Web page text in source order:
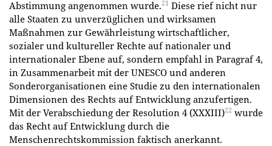
Abstimmung angenommen wurde.21 Diese rief nicht nur
alle Staaten zu unverzüglichen und wirksamen
Maßnahmen zur Gewährleistung wirtschaftlicher,
sozialer und kultureller Rechte auf nationaler und
internationaler Ebene auf, sondern empfahl in Paragraf 4,
in Zusammenarbeit mit der UNESCO und anderen
Sonderorganisationen eine Studie zu den internationalen
Dimensionen des Rechts auf Entwicklung anzufertigen.
Mit der Verabschiedung der Resolution 4 (XXXIII)22 wurde
das Recht auf Entwicklung durch die
Menschenrechtskommission faktisch anerkannt.